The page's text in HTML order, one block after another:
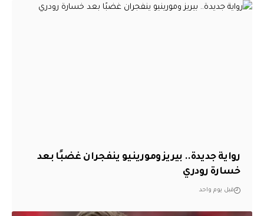
رواية جديدة.. بيريز ومورينيو ينفجران غضبًا بعد
خسارة رودري
قبل يوم واحد